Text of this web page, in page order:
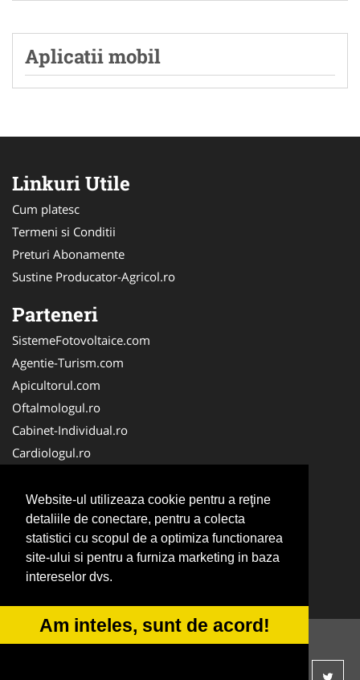
Website-ul utilizeaza cookie pentru a reţine
detaliile de conectare, pentru a colecta
statistici cu scopul de a optimiza functionarea
site-ului si pentru a furniza marketing in baza
intereselor dvs.
Am inteles, sunt de acord!
Aplicatii mobil
Linkuri Utile
Cum platesc
Termeni si Conditii
Preturi Abonamente
Sustine Producator-Agricol.ro
Parteneri
SistemeFotovoltaice.com
Agentie-Turism.com
Apicultorul.com
Oftalmologul.ro
Cabinet-Individual.ro
Cardiologul.ro
CramaVinuri.ro
Centru-Copiere.ro
CentruInchirieri.ro
Medic-Bun.com
© 2014-2026 -ANPC SOL